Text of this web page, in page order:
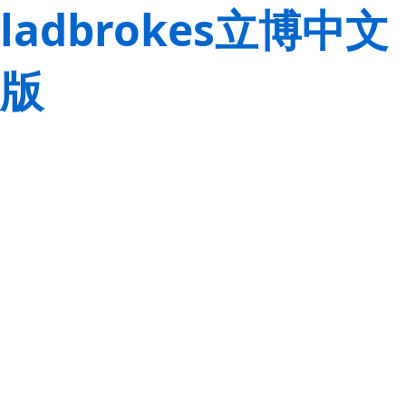
ladbrokes立博中文
版